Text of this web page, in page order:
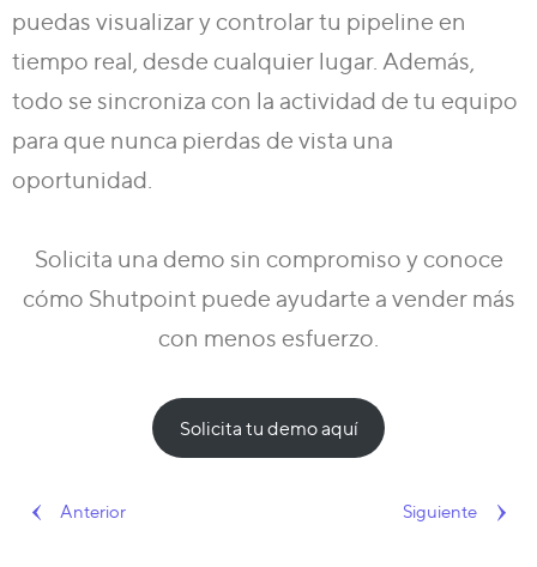
puedas visualizar y controlar tu pipeline en
tiempo real, desde cualquier lugar. Además,
todo se sincroniza con la actividad de tu equipo
para que nunca pierdas de vista una
oportunidad.
Solicita una demo sin compromiso y conoce
cómo Shutpoint puede ayudarte a vender más
con menos esfuerzo.
Solicita tu demo aquí
Anterior Siguiente